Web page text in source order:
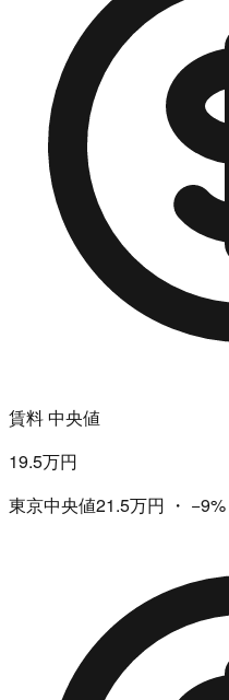
賃料 中央値
19.5万円
東京中央値21.5万円 ・ −9%